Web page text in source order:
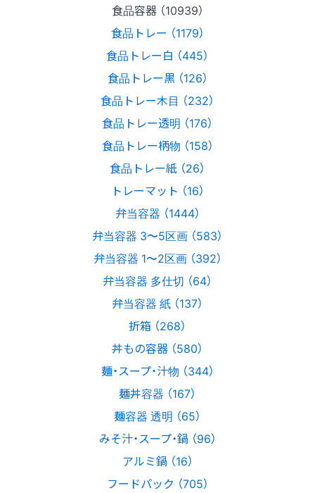
食品容器 （10939）
食品トレー （1179）
食品トレー白 （445）
食品トレー黒 （126）
食品トレー木目 （232）
食品トレー透明 （176）
食品トレー柄物 （158）
食品トレー紙 （26）
トレーマット （16）
弁当容器 （1444）
弁当容器 3〜5区画 （583）
弁当容器 1〜2区画 （392）
弁当容器 多仕切 （64）
弁当容器 紙 （137）
折箱 （268）
丼もの容器 （580）
麺・スープ・汁物 （344）
麺丼容器 （167）
麺容器 透明 （65）
みそ汁・スープ・鍋 （96）
アルミ鍋 （16）
フードパック （705）